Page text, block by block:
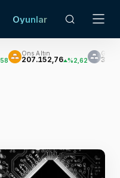
Oyunlar
%2,62
Gümüş
3.033,47 %3,60
Brent